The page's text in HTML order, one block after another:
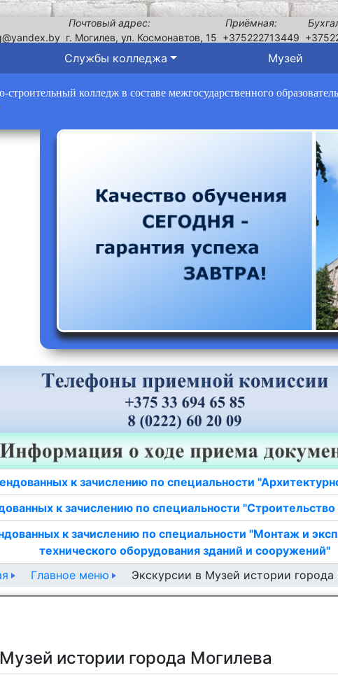
Почтовый адрес:
г. Могилев, ул. Космонавтов, 15
Приёмная:
+375222713449
Службы колледжа Музей
строительный колледж в составе межгосударственного
к зачислению по специальности
к зачислению по специальности
к зачислению по специальности "Монтаж и
технического оборудования зданий и сооружений"
Главное меню Экскурсии в Музей истории города
истории города Могилева